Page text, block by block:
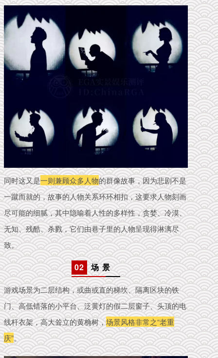
同时这又是一则兼顾众多人物的群像故事，因为悲剧不是
一蹴而就的，故事的人物关系环环相扣，这要求人物刻画
尽可能的细腻，其中隐喻着人性的多样性，贪婪、冷漠、
无知、残酷、杀戮，它们由巷子里的人物呈现得淋漓尽
致。
02 场 景
游戏场景为二层结构，或曲或直的梯坎、隔离区块的铁
门、高低错落的小平台、泛黄灯的假二层窗子、头顶的电
线杆衣架，高大耸立的黄桷树，场景风格非常之“老重
庆”。